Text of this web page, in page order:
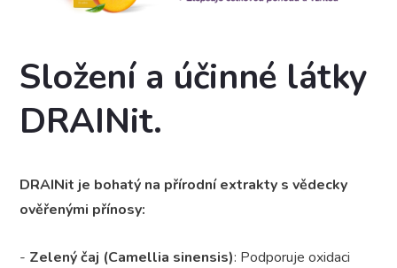
Složení a účinné látky
DRAINit.
DRAINit je bohatý na přírodní extrakty s vědecky
ověřenými přínosy:
- Zelený čaj (Camellia sinensis): Podporuje oxidaci